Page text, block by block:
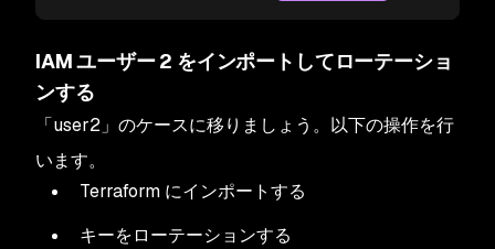
IAM ユーザー 2 をインポートしてローテーショ
ンする
「user2」のケースに移りましょう。以下の操作を行
います。
Terraform にインポートする
キーをローテーションする